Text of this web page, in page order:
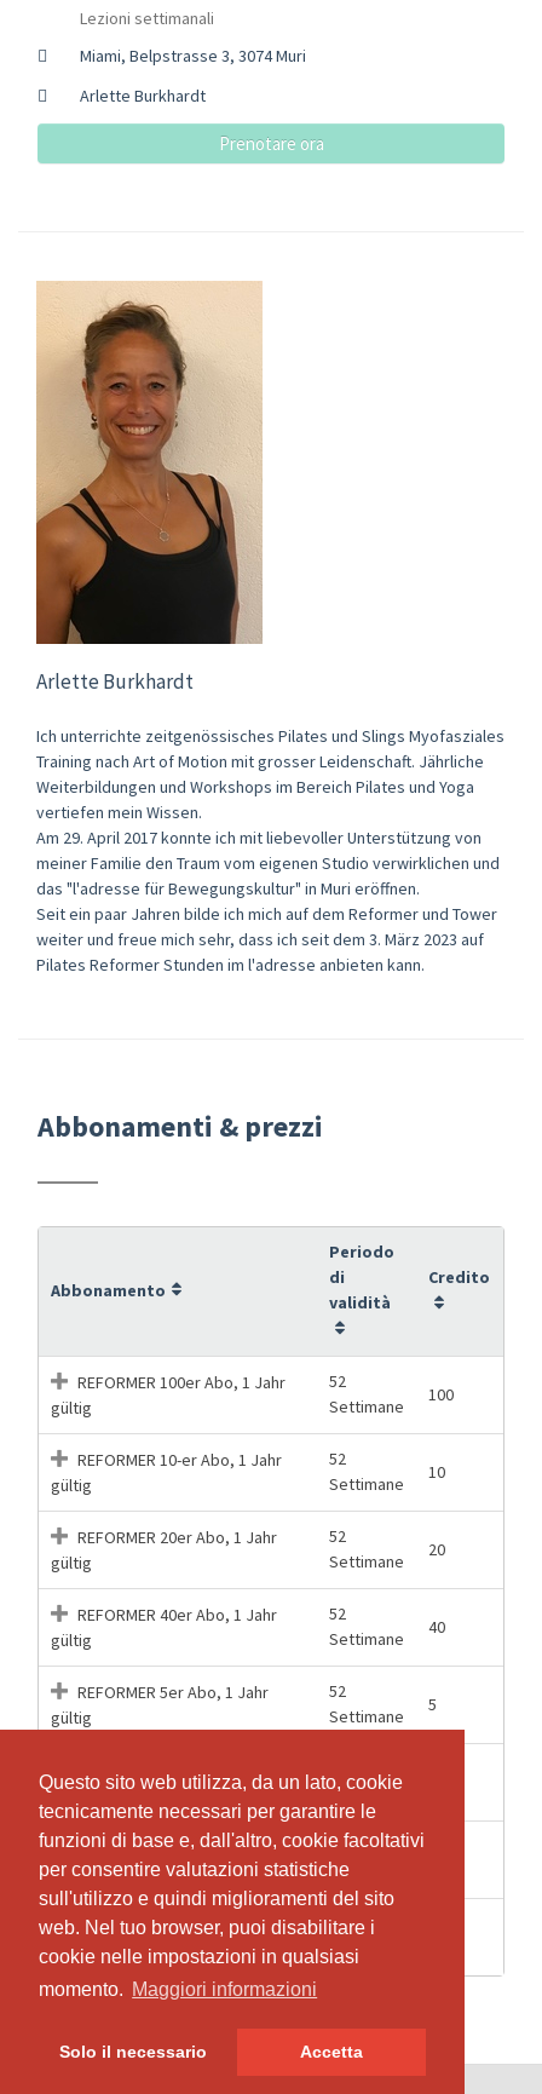
Questo sito web utilizza, da un lato, cookie
tecnicamente necessari per garantire le
funzioni di base e, dall'altro, cookie facoltativi
per consentire valutazioni statistiche
sull'utilizzo e quindi miglioramenti del sito
web. Nel tuo browser, puoi disabilitare i
cookie nelle impostazioni in qualsiasi
momento. Maggiori informazioni
Solo il necessario Accetta
Questo sito web utilizza, da un lato, cookie
tecnicamente necessari per garantire le
funzioni di base e, dall'altro, cookie facoltativi
per consentire valutazioni statistiche
sull'utilizzo e quindi miglioramenti del sito
web. Nel tuo browser, puoi disabilitare i
cookie nelle impostazioni in qualsiasi
momento. Maggiori informazioni
Solo il necessario Accetta
Lezioni settimanali
Miami, Belpstrasse 3, 3074 Muri
Arlette Burkhardt
Prenotare ora
Arlette Burkhardt
Ich unterrichte zeitgenössisches Pilates und Slings Myofasziales
Training nach Art of Motion mit grosser Leidenschaft. Jährliche
Weiterbildungen und Workshops im Bereich Pilates und Yoga
vertiefen mein Wissen.
Am 29. April 2017 konnte ich mit liebevoller Unterstützung von
meiner Familie den Traum vom eigenen Studio verwirklichen und
das "l'adresse für Bewegungskultur" in Muri eröffnen.
Seit ein paar Jahren bilde ich mich auf dem Reformer und Tower
weiter und freue mich sehr, dass ich seit dem 3. März 2023 auf
Pilates Reformer Stunden im l'adresse anbieten kann.
Abbonamenti & prezzi
Abbonamento
Periodo
di
validità
Credito
REFORMER 100er Abo, 1 Jahr
gültig
52
Settimane
100
REFORMER 10-er Abo, 1 Jahr
gültig
52
Settimane
10
REFORMER 20er Abo, 1 Jahr
gültig
52
Settimane
20
REFORMER 40er Abo, 1 Jahr
gültig
52
Settimane
40
REFORMER 5er Abo, 1 Jahr
gültig
52
Settimane
5
REFORMER 80er Abo, 1 Jahr
gültig
Settimane
REFORMER Drop In, 1 Lektion
gültig
1 Lezioni
REFORMER Probe Abo, 3 für 2,
3 Monate gültig
3 Mesi